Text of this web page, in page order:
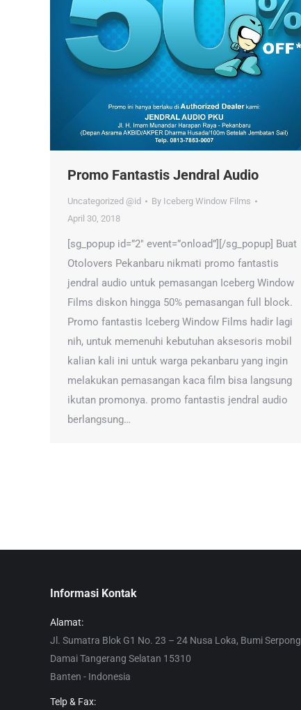
Promo Fantastis Jendral Audio
Uncategorized @id By Iceberg Window Films
April 30, 2018
[sg_popup id=”2″ event=”onload”][/sg_popup] Buat
Otolovers Pekanbaru nikmati promo fantastis
jendral audio untuk pemasangan Iceberg Window
Films diskon hingga 50% pemasangan full block.
Promo fantastis Iceberg Window Films hadir lagi
nih, untuk memenuhi kebutuhan aksesoris mobil
kalian kali ini untuk warga pekanbaru yang ingin
melakukan pemasangan kaca film bisa langsung
ikutan promonya. promo fantastis jendral audio
berlangsung…
Informasi Kontak
Alamat:
Jl. Sumatra Blok G1 No. 23 – 24 Nusa Loka, Bumi Serpong
Damai Tangerang Selatan 15310
Banten - Indonesia
Telp & Fax: